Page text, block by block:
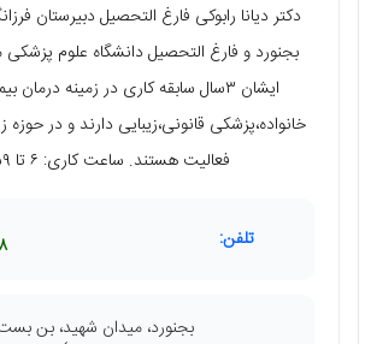
دکتر دیانا رابوکی فارغ التحصیل دبیرستان
بجنورد و فارغ التحصیل دانشگاه علوم
ایشان ۳سال سابقه کاری در زمینه درمان
خانواده،پزشکی قانونی،زیبایی دارند و در
فعالیت هستند. ساعت کاری: ۶ تا ۹شب
تلفن:
بجنورد، میدان شهید، بن